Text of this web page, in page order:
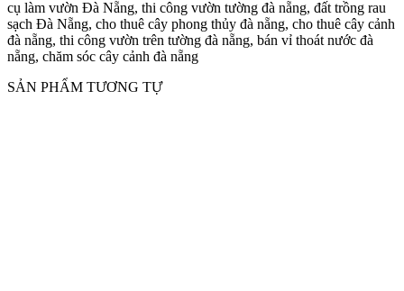
cụ làm vườn Đà Nẵng, thi công vườn tường đà nẵng, đất trồng rau
sạch Đà Nẵng, cho thuê cây phong thủy đà nẵng, cho thuê cây cảnh
đà nẵng, thi công vườn trên tường đà nẵng, bán vỉ thoát nước đà
nẵng, chăm sóc cây cảnh đà nẵng
SẢN PHẨM TƯƠNG TỰ